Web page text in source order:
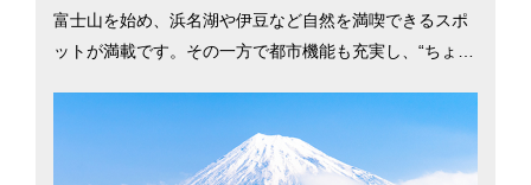
富士山を始め、浜名湖や伊豆など自然を満喫できるスポ
ットが満載です。その一方で都市機能も充実し、“ちょう
年には静岡市の、親目線に立った子育て支援が高い評価
を受け、「共働き 子育てしやすい街（地方都市編）」で
1位に。静岡県の二大都市、静岡市と浜松市での暮らしを